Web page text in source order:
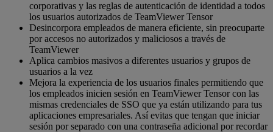
corporativas y las reglas de autenticación de identidad a todos
los usuarios autorizados de TeamViewer Tensor
Desincorpora empleados de manera eficiente, sin preocuparte
por accesos no autorizados y maliciosos a través de
TeamViewer
Aplica cambios masivos a diferentes usuarios y grupos de
usuarios a la vez
Mejora la experiencia de los usuarios finales permitiendo que
los empleados inicien sesión en TeamViewer Tensor con las
mismas credenciales de SSO que ya están utilizando para tus
aplicaciones empresariales. Así evitas que tengan que iniciar
sesión por separado con una contraseña adicional por recordar